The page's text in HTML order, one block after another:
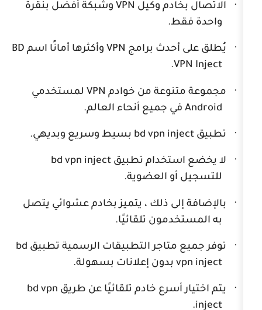
وكيلVPNوشبكة أفضل بنقرة
أحدث برامجVPNوأكثرها أمانًا اسمBD
من خوادمVPNلمستخدمي
في جميع أنحاء العالم.
bd vpnبسيط وسريع وبديهي.
تطبيق bd vpn inject
أو العضوية.
إلى ذلك ، يتميز بخادم عشوائي يتصل
تلقائيًا.
متاجر التطبيقات الرسمية تطبيقbd
بدون إعلانات بسهولة.
أسرع خادم تلقائيًا عن طريقbd vpn